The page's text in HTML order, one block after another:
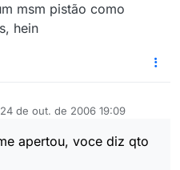
msm pistão como
hein
24 de out. de 2006 19:09
apertou, voce diz qto